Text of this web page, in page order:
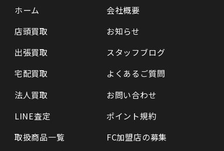
ホーム
店頭買取
出張買取
宅配買取
法人買取
LINE査定
取扱商品一覧
会社概要
お知らせ
スタッフブログ
よくあるご質問
お問い合わせ
ポイント規約
FC加盟店の募集